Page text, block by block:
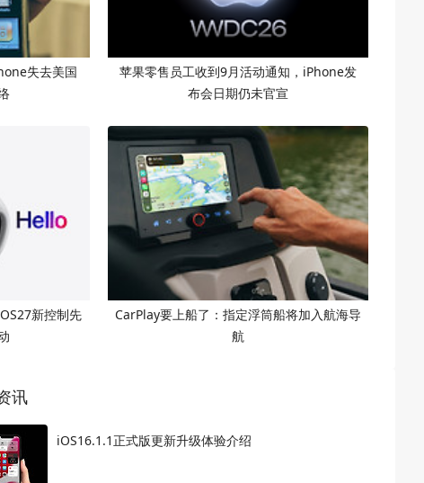
失去美国
苹果零售员工收到9月活动通知，iPhone发
布会日期仍未官宣
新控制先
CarPlay要上船了：指定浮筒船将加入航海导
航
讯
iOS16.1.1正式版更新升级体验介绍